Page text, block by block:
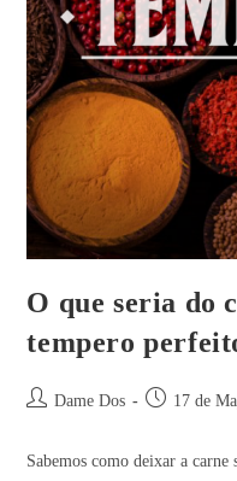
O que seria do
tempero
Dame Dos 17 de
Sabemos como deixar a